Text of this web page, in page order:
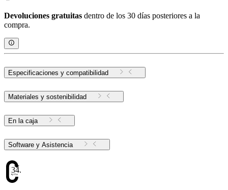
Devoluciones gratuitas dentro de los 30 días posteriores a la
compra.
Especificaciones y compatibilidad
Materiales y sostenibilidad
En la caja
Software y Asistencia
34.13